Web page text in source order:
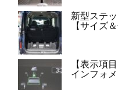
新型ステ
【サイズ
【表示項
インフォメ